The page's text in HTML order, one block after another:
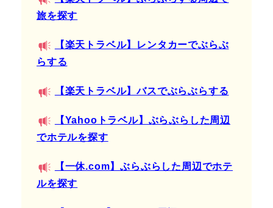
旅を探す
【楽天トラベル】レンタカーでぶらぶ
らする
【楽天トラベル】バスでぶらぶらする
【Yahooトラベル】ぶらぶらした周辺
でホテルを探す
【一休.com】ぶらぶらした周辺でホテ
ルを探す